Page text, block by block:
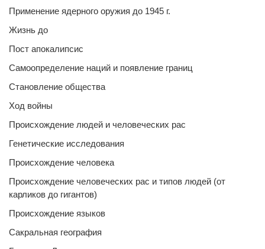
Применение ядерного оружия до 1945 г.
Жизнь до
Пост апокалипсис
Самоопределение наций и появление границ
Становление общества
Ход войны
Происхождение людей и человеческих рас
Генетические исследования
Происхождение человека
Происхождение человеческих рас и типов людей (от
карликов до гигантов)
Происхождение языков
Сакральная география